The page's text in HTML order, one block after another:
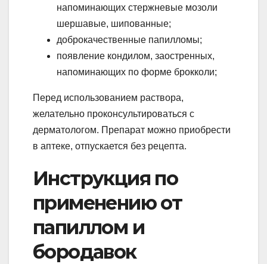
напоминающих стержневые мозоли
шершавые, шипованные;
доброкачественные папилломы;
появление кондилом, заостренных,
напоминающих по форме брокколи;
Перед использованием раствора,
желательно проконсультироваться с
дерматологом. Препарат можно приобрести
в аптеке, отпускается без рецепта.
Инструкция по
применению от
папиллом и
бородавок